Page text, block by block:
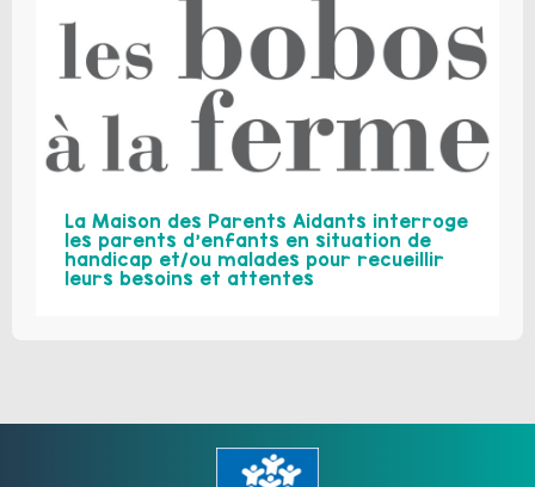
La Maison des Parents Aidants interroge
les parents d’enfants en situation de
handicap et/ou malades pour recueillir
leurs besoins et attentes